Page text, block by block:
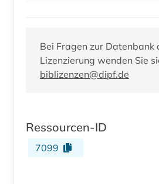
Bei Fragen zur Datenbank
Lizenzierung wenden Sie
biblizenzen@dipf.de
Ressourcen-ID
7099